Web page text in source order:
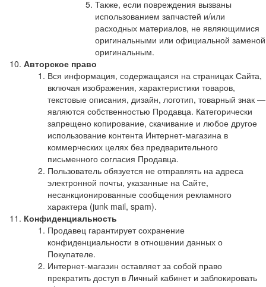
Также, если повреждения вызваны
использованием запчастей и/или
расходных материалов, не являющимися
оригинальными или официальной заменой
оригинальным.
Авторское право
Вся информация, содержащаяся на страницах Сайта,
включая изображения, характеристики товаров,
текстовые описания, дизайн, логотип, товарный знак —
являются собственностью Продавца. Категорически
запрещено копирование, скачивание и любое другое
использование контента Интернет-магазина в
коммерческих целях без предварительного
письменного согласия Продавца.
Пользователь обязуется не отправлять на адреса
электронной почты, указанные на Сайте,
несанкционированные сообщения рекламного
характера (junk mail, spam).
Конфиденциальность
Продавец гарантирует сохранение
конфиденциальности в отношении данных о
Покупателе.
Интернет-магазин оставляет за собой право
прекратить доступ в Личный кабинет и заблокировать